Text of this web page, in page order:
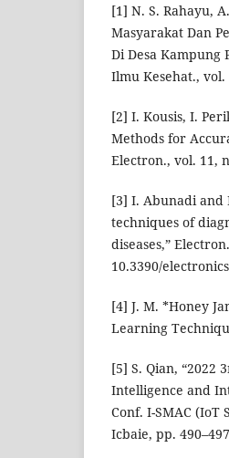
[1] N. S. Rahayu,
Masyarakat Dan
Di Desa Kampung
Ilmu Kesehat., vol.
[2] I. Kousis, I.
Methods for
Electron., vol. 11,
[3] I. Abunadi and
techniques of
diseases,”
10.3390/
[4] J. M. *Honey
Learning
[5] S. Qian, “2022
Intelligence and
Conf. I-SMAC (IoT
Icbaie, pp.